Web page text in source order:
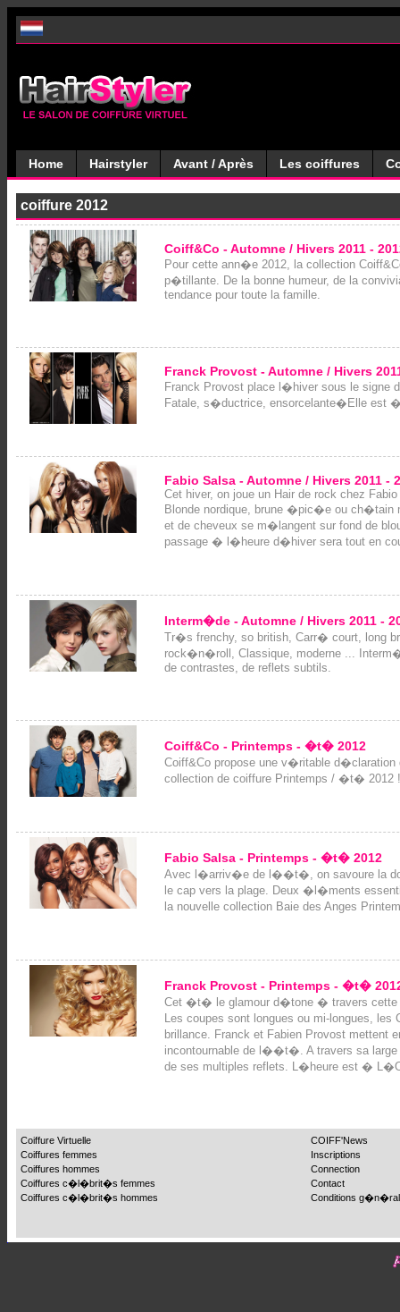
Home Hairstyler Avant / Après Les coiffures
coiffure 2012
Coiff&Co - Automne / Hivers 2011 -
Pour cette ann�e 2012, la collection
p�tillante. De la bonne humeur, de la
tendance pour toute la famille.
Franck Provost - Automne / Hivers
Franck Provost place l�hiver sous le signe
Fatale, s�ductrice, ensorcelante�Elle est
Fabio Salsa - Automne / Hivers 2011 -
Cet hiver, on joue un Hair de rock chez
Blonde nordique, brune �pic�e ou
et de cheveux se m�langent sur fond de
passage � l�heure d�hiver sera tout en
Interm�de - Automne / Hivers 2011 -
Tr�s frenchy, so british, Carr� court, long
rock�n�roll, Classique, moderne ...
de contrastes, de reflets subtils.
Coiff&Co - Printemps - �t� 2012
Coiff&Co propose une v�ritable d�claration
collection de coiffure Printemps / �t� 2012 !
Fabio Salsa - Printemps - �t� 2012
Avec l�arriv�e de l��t�, on savoure la
le cap vers la plage. Deux �l�ments
la nouvelle collection Baie des Anges
Franck Provost - Printemps - �t�
Cet �t� le glamour d�tone � travers cette
Les coupes sont longues ou mi-longues,
brillance. Franck et Fabien Provost mettent
incontournable de l��t�. A travers sa large
de ses multiples reflets. L�heure est �
Coiffure Virtuelle
Coiffures femmes
Coiffures hommes
Coiffures c�l�brit�s femmes
Coiffures c�l�brit�s hommes
COIFF'News
Inscriptions
Connection
Contact
Conditions